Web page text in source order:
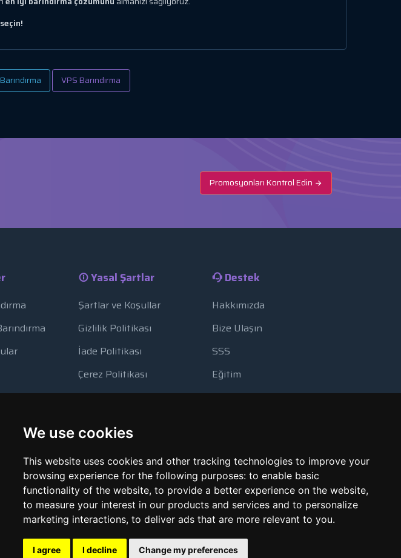
We use cookies
This website uses cookies and other tracking technologies to improve your
browsing experience for the following purposes: to enable basic
functionality of the website, to provide a better experience on the website,
to measure your interest in our products and services and to personalize
marketing interactions, to deliver ads that are more relevant to you.
I agree I decline Change my preferences
VPS Barındırma
Promosyonları Kontrol Edin
Yasal Şartlar
Şartlar ve Koşullar
Gizlilik Politikası
İade Politikası
Çerez Politikası
Kaynak Kullanımı
Destek
Hakkımızda
Bize Ulaşın
SSS
Eğitim
Blog
Kötüye Kullanım Bildir